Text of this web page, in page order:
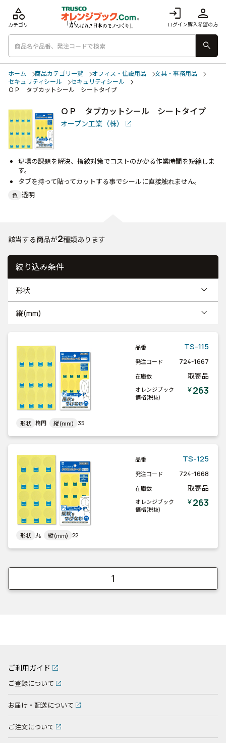
login
ログイン
person
購入希望の方
category
カテゴリ
search
ホーム 商品カテゴリ一覧 オフィス・住設用品
文具・事務用品
セキュリティシール
セキュリティシール
ＯＰ タブカットシール シートタイプ
ＯＰ タブカットシール シートタイプ
オープン工業（株）
現場の課題を解決、指紋対策でコストのかかる作業時間を短縮しま
す。
タブを持って貼ってカットする事でシールに直接触れません。
色 透明
該当する商品が2種類あります
絞り込み条件
形状
縦(mm)
品番 TS-115
発注コード 724-1667
在庫数 取寄品
オレンジブック
価格(税抜)
￥263
形状 楕円 縦(mm) 35
品番 TS-125
発注コード 724-1668
在庫数 取寄品
オレンジブック
価格(税抜)
￥263
形状 丸 縦(mm) 22
1
ご利用ガイド
ご登録について
お届け・配送について
ご注文について